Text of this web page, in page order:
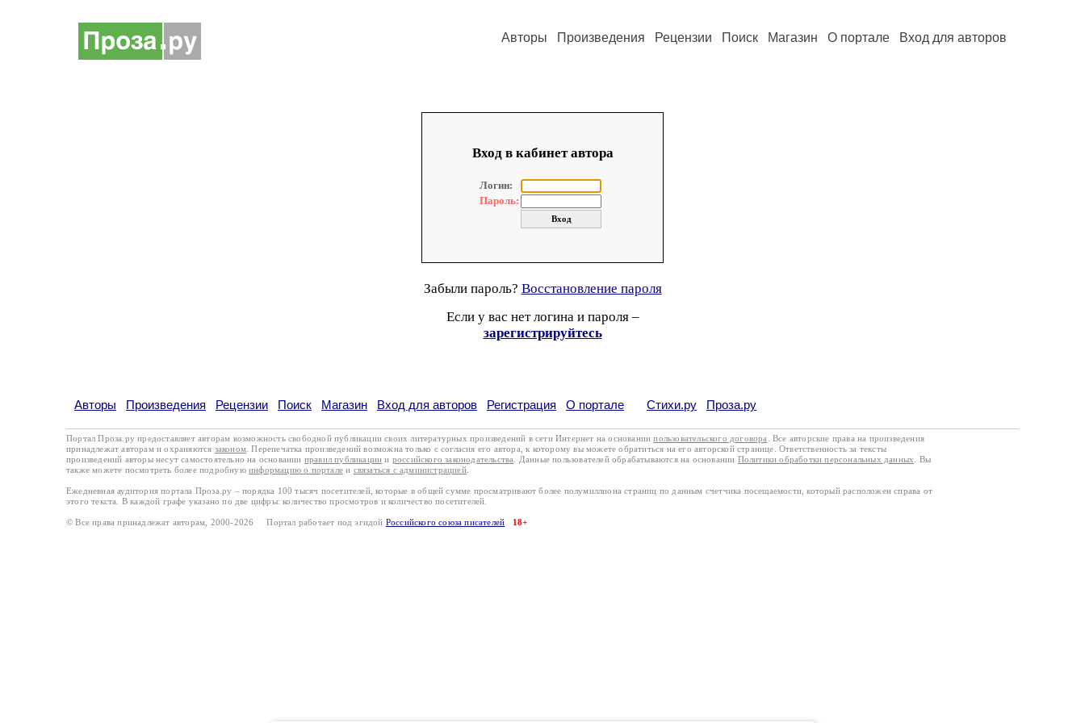
Авторы Произведения Рецензии Поиск Магазин О портале Вход для авторов
Вход в кабинет автора
Логин:
Пароль:
Забыли пароль? Восстановление пароля
Если у вас нет логина и пароля –
зарегистрируйтесь
Авторы Произведения Рецензии Поиск Магазин Вход для авторов Регистрация О портале Стихи.ру Проза.ру
Портал Проза.ру предоставляет авторам возможность свободной публикации своих литературных произведений в сети Интернет на основаниипользовательского договора
. Все авторские права на произведения
принадлежат авторам и охраняются законом . Перепечатка произведений возможна только с согласия его автора, к которому вы можете обратиться на его авторской странице. Ответственность за тексты
произведений авторы несут самостоятельно на основании правил публикации и российского законодательства . Данные пользователей обрабатываются на основании Политики обработки персональных данных
. Вы
также можете посмотреть более подробную информацию о портале и связаться с администрацией.
Ежедневная аудитория портала Проза.ру – порядка 100 тысяч посетителей, которые в общей сумме просматривают более полумиллиона страниц по данным счетчика посещаемости, который расположен справа от
этого текста. В каждой графе указано по две цифры: количество просмотров и количество посетителей.
© Все права принадлежат авторам, 2000-2026 Портал работает под эгидой Российского союза писателей 18+